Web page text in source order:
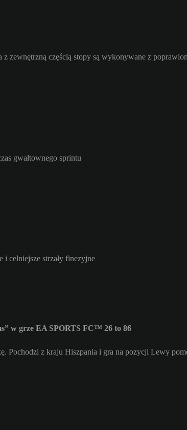
z zewnętrzną częścią stopy są wykonywane z
gwałtownego sprintu
i celniejsze strzały finezyjne
w grze EA SPORTS FC™ 26 to 86
Pochodzi z kraju Hiszpania i gra na pozycji Lewy